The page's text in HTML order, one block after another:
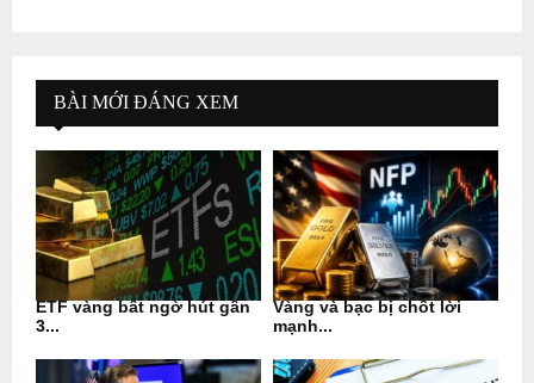
BÀI MỚI ĐÁNG XEM
ETF vàng bất ngờ hút gần
3...
Vàng và bạc bị chốt lời
mạnh...